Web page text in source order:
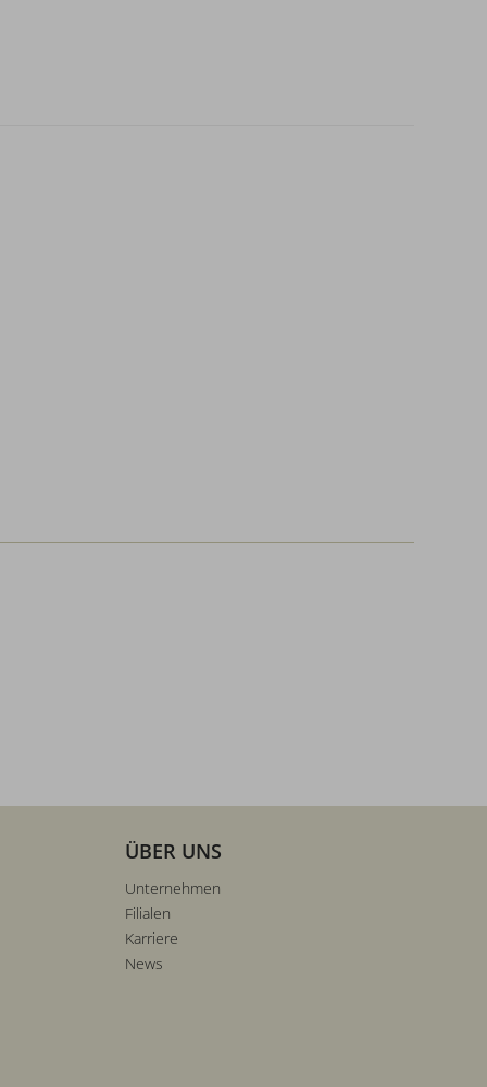
ÜBER UNS
Unternehmen
Filialen
Karriere
News